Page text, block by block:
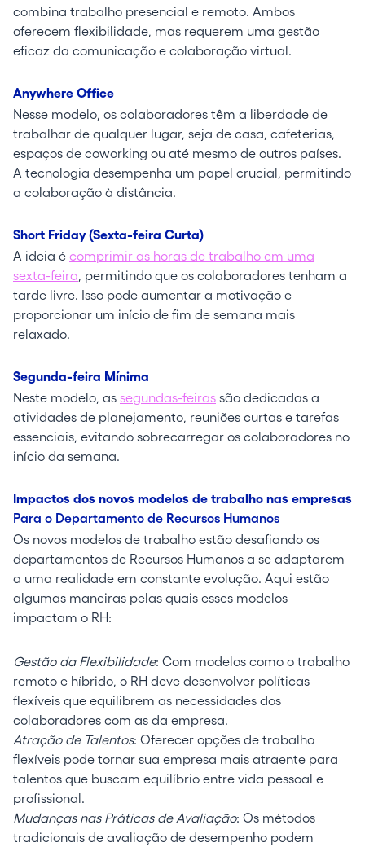
combina trabalho presencial e remoto. Ambos
oferecem flexibilidade, mas requerem uma gestão
eficaz da comunicação e colaboração virtual.
Anywhere Office
Nesse modelo, os colaboradores têm a liberdade de
trabalhar de qualquer lugar, seja de casa, cafeterias,
espaços de coworking ou até mesmo de outros países.
A tecnologia desempenha um papel crucial, permitindo
a colaboração à distância.
Short Friday (Sexta-feira Curta)
A ideia é comprimir as horas de trabalho em uma
sexta-feira , permitindo que os colaboradores tenham a
tarde livre. Isso pode aumentar a motivação e
proporcionar um início de fim de semana mais
relaxado.
Segunda-feira Mínima
Neste modelo, as segundas-feiras são dedicadas a
atividades de planejamento, reuniões curtas e tarefas
essenciais, evitando sobrecarregar os colaboradores no
início da semana.
Impactos dos novos modelos de trabalho nas empresas
Para o Departamento de Recursos Humanos
Os novos modelos de trabalho estão desafiando os
departamentos de Recursos Humanos a se adaptarem
a uma realidade em constante evolução. Aqui estão
algumas maneiras pelas quais esses modelos
impactam o RH:
Gestão da Flexibilidade: Com modelos como o trabalho
remoto e híbrido, o RH deve desenvolver políticas
flexíveis que equilibrem as necessidades dos
colaboradores com as da empresa.
Atração de Talentos: Oferecer opções de trabalho
flexíveis pode tornar sua empresa mais atraente para
talentos que buscam equilíbrio entre vida pessoal e
profissional.
Mudanças nas Práticas de Avaliação: Os métodos
tradicionais de avaliação de desempenho podem